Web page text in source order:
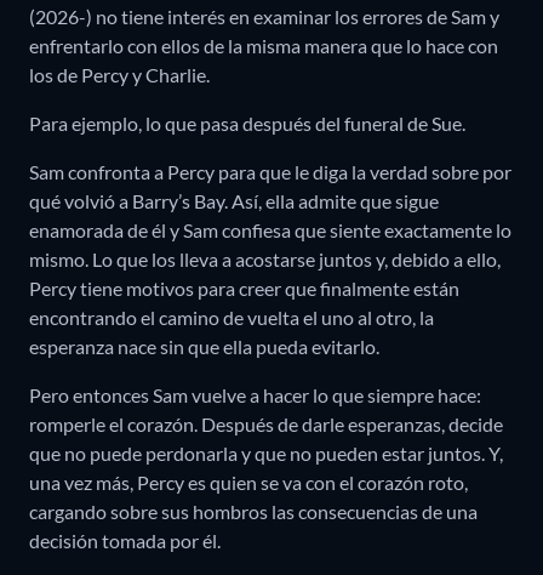
(2026-) no tiene interés en examinar los errores de Sam y
enfrentarlo con ellos de la misma manera que lo hace con
los de Percy y Charlie.
Para ejemplo, lo que pasa después del funeral de Sue.
Sam confronta a Percy para que le diga la verdad sobre por
qué volvió a Barry’s Bay. Así, ella admite que sigue
enamorada de él y Sam confiesa que siente exactamente lo
mismo. Lo que los lleva a acostarse juntos y, debido a ello,
Percy tiene motivos para creer que finalmente están
encontrando el camino de vuelta el uno al otro, la
esperanza nace sin que ella pueda evitarlo.
Pero entonces Sam vuelve a hacer lo que siempre hace:
romperle el corazón. Después de darle esperanzas, decide
que no puede perdonarla y que no pueden estar juntos. Y,
una vez más, Percy es quien se va con el corazón roto,
cargando sobre sus hombros las consecuencias de una
decisión tomada por él.